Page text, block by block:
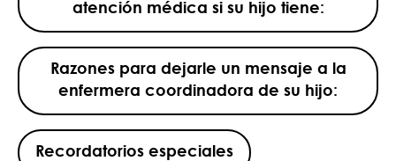
atención médica si su hijo tiene:
Razones para dejarle un mensaje a la
enfermera coordinadora de su hijo:
Recordatorios especiales